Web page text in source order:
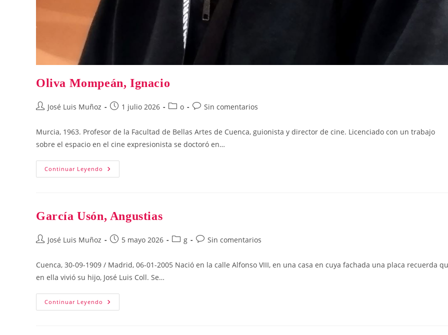
Oliva Mompeán, Ignacio
Autor
la
entrada:
José Luis Muñoz
Publicación
1 julio 2026
Categoría
la
o
Comentarios
la
Sin comentarios
Murcia, 1963. Profesor de la Facultad de Bellas Artes de Cuenca, guionista y director de cine. Licenciado con un trabajo
sobre el espacio en el cine expresionista se doctoró en…
Continuar Leyendo Oliva
Mompeán,
García Usón, Angustias
Autor
la
entrada:
José Luis Muñoz
Publicación
la
entrada:
5 mayo 2026
Categoría
la
g
Comentarios
Sin comentarios
Cuenca, 30-09-1909 / Madrid, 06-01-2005 Nació en la calle Alfonso VIII, en una casa en cuya fachada una placa recuerda
en ella vivió su hijo, José Luis Coll. Se…
Continuar Leyendo García
Usón,